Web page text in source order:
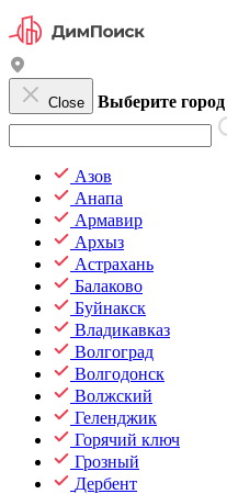
Close Выберите город
Азов
Анапа
Армавир
Архыз
Астрахань
Балаково
Буйнакск
Владикавказ
Волгоград
Волгодонск
Волжский
Геленджик
Горячий ключ
Грозный
Дербент